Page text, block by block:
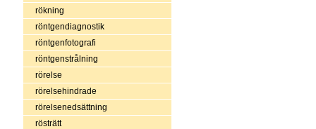
rökning
röntgendiagnostik
röntgenfotografi
röntgenstrålning
rörelse
rörelsehindrade
rörelsenedsättning
rösträtt